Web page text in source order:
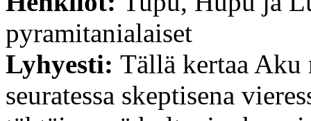
pyramitanialaiset
Lyhyesti: Tällä kertaa Aku
seuratessa skeptisena